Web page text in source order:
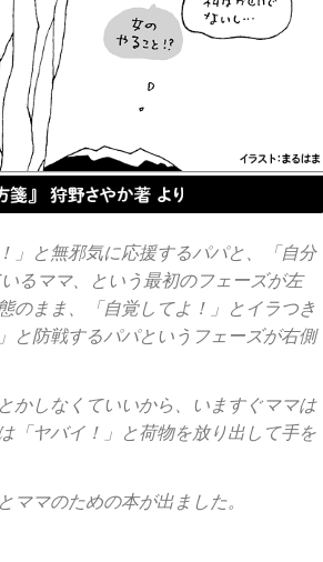
」と無邪気に応援するパパと、「自分
るママ、という最初のフェーズが左
のまま、「自覚してよ！」とイラつき
と防戦するパパというフェーズが右側
かしなくていいから、いますぐママは
「ヤバイ！」と荷物を放り出して手を
マのための本が出ました。